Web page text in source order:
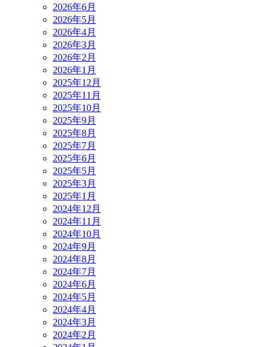
2026年6月
2026年5月
2026年4月
2026年3月
2026年2月
2026年1月
2025年12月
2025年11月
2025年10月
2025年9月
2025年8月
2025年7月
2025年6月
2025年5月
2025年3月
2025年1月
2024年12月
2024年11月
2024年10月
2024年9月
2024年8月
2024年7月
2024年6月
2024年5月
2024年4月
2024年3月
2024年2月